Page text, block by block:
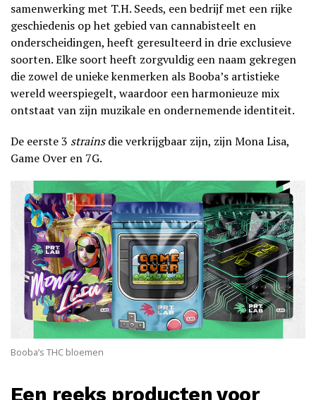
samenwerking met T.H. Seeds, een bedrijf met een rijke
geschiedenis op het gebied van cannabisteelt en
onderscheidingen, heeft geresulteerd in drie exclusieve
soorten. Elke soort heeft zorgvuldig een naam gekregen
die zowel de unieke kenmerken als Booba’s artistieke
wereld weerspiegelt, waardoor een harmonieuze mix
ontstaat van zijn muzikale en ondernemende identiteit.
De eerste 3 strainsdie verkrijgbaar zijn, zijn Mona Lisa,
Game Over en 7G.
Booba’s THC bloemen
Een reeks producten voor